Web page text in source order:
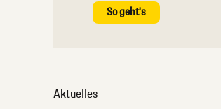
So geht's
Aktuelles